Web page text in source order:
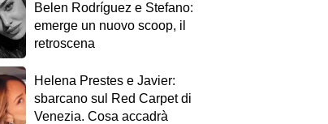
Belen Rodríguez e Stefano:
emerge un nuovo scoop, il
retroscena
Helena Prestes e Javier:
sbarcano sul Red Carpet di
Venezia. Cosa accadrà